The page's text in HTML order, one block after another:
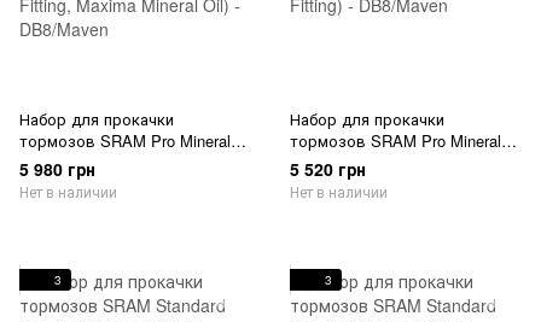
Набор для прокачки
тормозов SRAM Pro Mineral
Oil Bleed Kit V2 (includes 2
Premium Syringes, M4 fittings,
bleed blocks, Torx tool, crowfoot,
5 980 грн
Нет в наличии
Набор для прокачки
тормозов SRAM Pro Mineral
Oil Bleed Kit V2 (includes 2
Premium Syringes,M4 fittings,
bleed blocks, Torx tool, crowfoot,
5 520 грн
Нет в наличии
3 3